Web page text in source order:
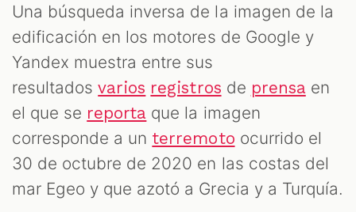
Una búsqueda inversa de la imagen de la
edificación en los motores de Google y
Yandex muestra entre sus
resultadosvarios registros de prensaen
el que se reporta que la imagen
corresponde a un terremoto ocurrido el
30 de octubre de 2020 en las costas del
mar Egeo y que azotó a Grecia y a Turquía.